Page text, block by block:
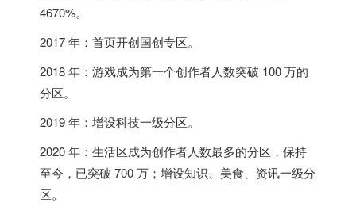
4670%。
2017 年：首页开创国创专区。
2018 年：游戏成为第一个创作者人数突破 100 万的
分区。
2019 年：增设科技一级分区。
2020 年：生活区成为创作者人数最多的分区，保持
至今，已突破 700 万；增设知识、美食、资讯一级分
区。